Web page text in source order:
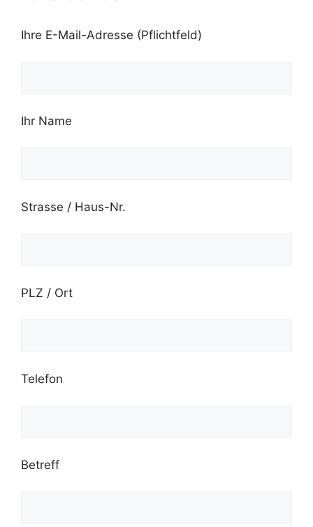
Ihre E-Mail-Adresse (Pflichtfeld)
Ihr Name
Strasse / Haus-Nr.
PLZ / Ort
Telefon
Betreff